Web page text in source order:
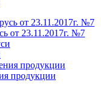
от 23.11.2017г. №7
продукции